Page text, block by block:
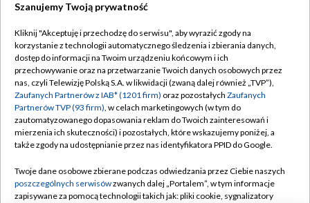
TVP
Abonament TVP
Emisja w TVP
Centrum informacji TVP
Naziemna Telewizja Cyfrowa
Rada Programowa
Regulamin TVP
Polityka prywatności
Moje zgody
Pomoc
Kontakt
Szanujemy Twoją prywatność
Kliknij "Akceptuję i przechodzę do serwisu", aby wyrazić zgody na
korzystanie z technologii automatycznego śledzenia i zbierania danych,
dostęp do informacji na Twoim urządzeniu końcowym i ich
przechowywanie oraz na przetwarzanie Twoich danych osobowych przez
nas, czyli Telewizję Polską S.A. w likwidacji (zwaną dalej również „TVP”),
Zaufanych Partnerów z IAB* (1201 firm) oraz pozostałych Zaufanych
Partnerów TVP (93 firm), w celach marketingowych (w tym do
zautomatyzowanego dopasowania reklam do Twoich zainteresowań i
mierzenia ich skuteczności) i pozostałych, które wskazujemy poniżej, a
także zgody na udostępnianie przez nas identyfikatora PPID do Google.
Twoje dane osobowe zbierane podczas odwiedzania przez Ciebie naszych
poszczególnych serwisówzwanych dalej „Portalem”, w tym informacje
zapisywane za pomocą technologii takich jak: pliki cookie, sygnalizatory